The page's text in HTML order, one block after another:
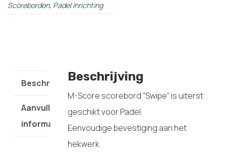
Scoreborden, Padel Inrichting
Beschrijving
Aanvullende
informatie
Beschrijving
M-Score scorebord “Swipe” is uiterst
geschikt voor Padel.
Eenvoudige bevestiging aan het
hekwerk